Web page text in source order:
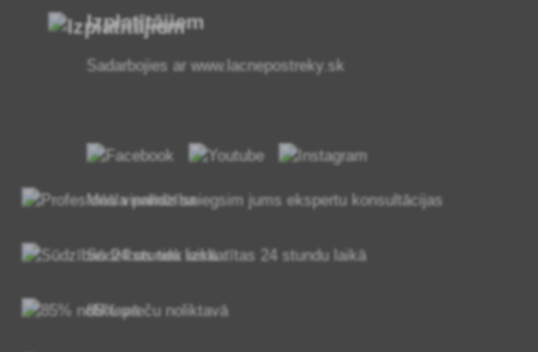
Izplatītājiem
Sadarbojies ar www.lacnepostreky.sk
Mēs vienmēr sniegsim jums ekspertu konsultācijas
Sūdzības tiek izskatītas 24 stundu laikā
85% preču noliktavā